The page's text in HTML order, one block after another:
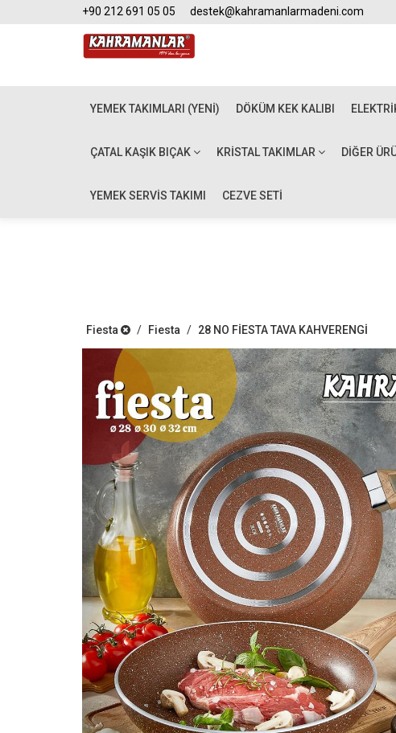
+90 212 691 05 05 destek@kahramanlarmadeni.com
YEMEK TAKIMLARI (YENİ) DÖKÜM KEK KALIBI
ÇATAL KAŞIK BIÇAK KRISTAL TAKIMLAR DIĞER
YEMEK SERVİS TAKIMI CEZVE SETİ
Fiesta / Fiesta / 28 NO FİESTA TAVA KAHVERENGİ